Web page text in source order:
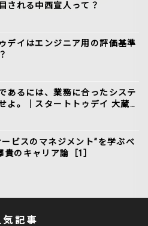
される中西宣人って？
デイはエンジニア用の評価基準
あるには、業務に合ったシステ
よ。｜スタートトゥデイ 大蔵
ビスのマネジメント”を学ぶべ
のキャリア論［1］
気記事